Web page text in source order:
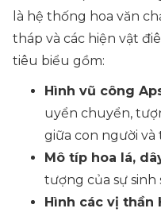
là hệ thống hoa văn
tháp và các hiện vật
tiêu biểu gồm:
Hình vũ công
uyển chuyển,
giữa con người và
Mô típ hoa lá,
tượng của sự sinh
Hình các vị thần